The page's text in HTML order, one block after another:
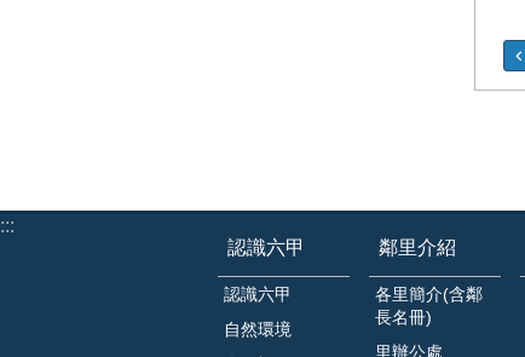
:::
認識六甲
認識六甲
自然環境
鄰里介紹
各里簡介(含鄰
長名冊)
里辦公處